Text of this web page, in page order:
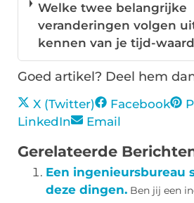
Welke twee belangrijke
veranderingen volgen
kennen van je tijd-
Goed artikel? Deel hem
X (Twitter) Facebook
LinkedIn
Email
Gerelateerde
Een ingenieursbureau
deze dingen. Ben jij een